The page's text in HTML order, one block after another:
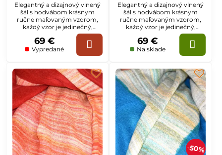
Elegantný a dizajnový vlnený
šál s hodvábom krásnym
ručne maľovaným vzorom,
každý vzor je jedinečný,
rozmer šálu je 70x200cm
Vypredané
69 €
Elegantný a dizajnový vlnený
šál s hodvábom krásnym
ručne maľovaným vzorom,
každý vzor je jedinečný,
rozmer šálu je 70x200cm
Na sklade
69 €
50%